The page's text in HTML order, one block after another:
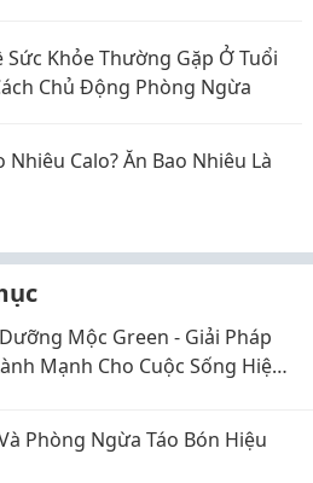
Khỏe Thường Gặp Ở Tuổi
Chủ Động Phòng Ngừa
Nhiêu Calo? Ăn Bao Nhiêu Là
Mộc Green - Giải Pháp
Mạnh Cho Cuộc Sống Hiện
Phòng Ngừa Táo Bón Hiệu